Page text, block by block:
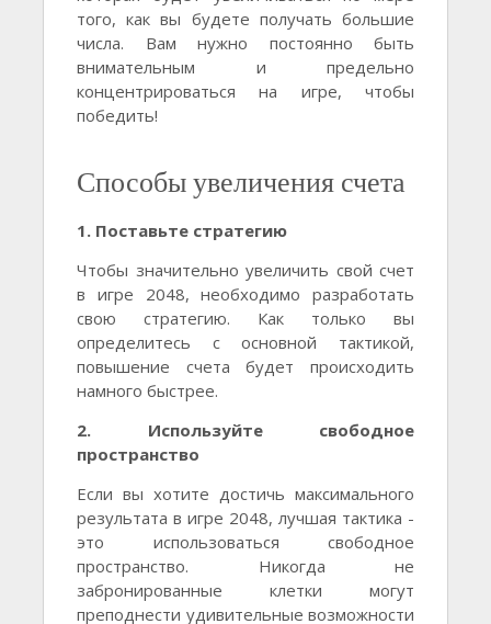
того, как вы будете получать большие
числа. Вам нужно постоянно быть
внимательным и предельно
концентрироваться на игре, чтобы
победить!
Способы увеличения счета
1. Поставьте стратегию
Чтобы значительно увеличить свой счет
в игре 2048, необходимо разработать
свою стратегию. Как только вы
определитесь с основной тактикой,
повышение счета будет происходить
намного быстрее.
2. Используйте свободное
пространство
Если вы хотите достичь максимального
результата в игре 2048, лучшая тактика -
это использоваться свободное
пространство. Никогда не
забронированные клетки могут
преподнести удивительные возможности